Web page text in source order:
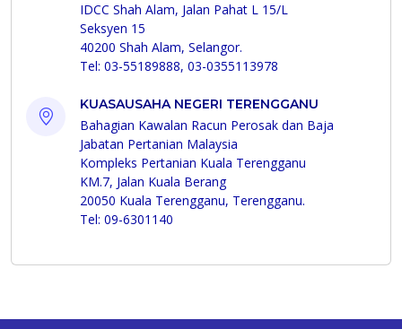
IDCC Shah Alam, Jalan Pahat L 15/L
Seksyen 15
40200 Shah Alam, Selangor.
Tel: 03-55189888, 03-0355113978
KUASAUSAHA NEGERI TERENGGANU
Bahagian Kawalan Racun Perosak dan Baja
Jabatan Pertanian Malaysia
Kompleks Pertanian Kuala Terengganu
KM.7, Jalan Kuala Berang
20050 Kuala Terengganu, Terengganu.
Tel: 09-6301140